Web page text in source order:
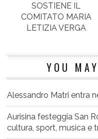
SOSTIENE IL
COMITATO MARIA
LETIZIA VERGA
YOU
Alessandro Matri entra
Aurisina festeggia San
cultura, sport, musica e